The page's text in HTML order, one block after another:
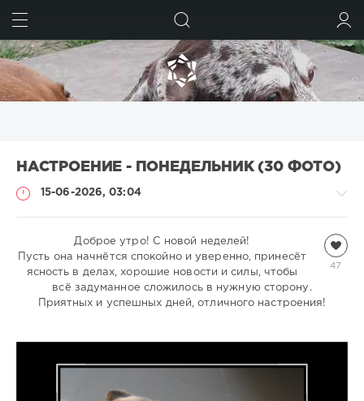
НАСТРОЕНИЕ - ПОНЕДЕЛЬНИК (30 ФОТО)
15-06-2026, 03:04
Всякая
всячина
natalja
356
47
Доброе утро! С новой неделей!
Пусть она начнётся спокойно и уверенно, принесёт
ясность в делах, хорошие новости и силы, чтобы
всё задуманное сложилось в нужную сторону.
Приятных и успешных дней, отличного настроения!